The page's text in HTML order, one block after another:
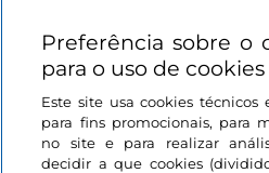
Ligações úteis
Iniciar sessão
Mantenha-se em contacto
Preferência sobre o
para o uso de cookies
Este site usa cookies
para fins promocionais, para
no site e para realizar
decidir a que cookies